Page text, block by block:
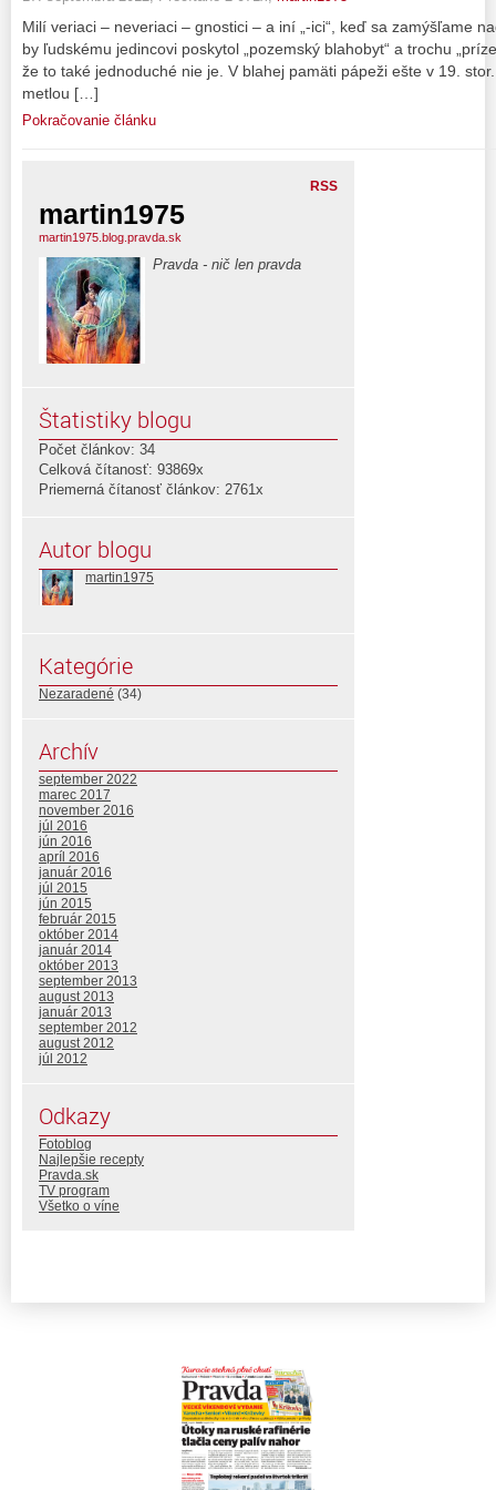
Milí veriaci – neveriaci – gnostici – a iní „-ici“, keď sa zamýšľame
by ľudskému jedincovi poskytol „pozemský blahobyt“ a trochu
že to také jednoduché nie je. V blahej pamäti pápeži ešte v 19.
metlou […]
Pokračovanie článku
RSS
martin1975
martin1975.blog.pravda.sk
Pravda - nič len pravda
Štatistiky blogu
Počet článkov: 34
Celková čítanosť: 93869x
Priemerná čítanosť článkov: 2761x
Autor blogu
martin1975
Kategórie
Nezaradené (34)
Archív
september 2022
marec 2017
november 2016
júl 2016
jún 2016
apríl 2016
január 2016
júl 2015
jún 2015
február 2015
október 2014
január 2014
október 2013
september 2013
august 2013
január 2013
september 2012
august 2012
júl 2012
Odkazy
Fotoblog
Najlepšie recepty
Pravda.sk
TV program
Všetko o víne